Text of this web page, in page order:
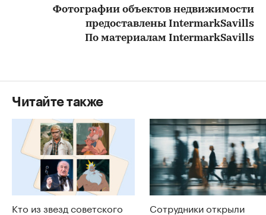
Фотографии объектов недвижимости
предоставлены IntermarkSavills
По материалам IntermarkSavills
Читайте также
Кто из звезд советского
Сотрудники открыли